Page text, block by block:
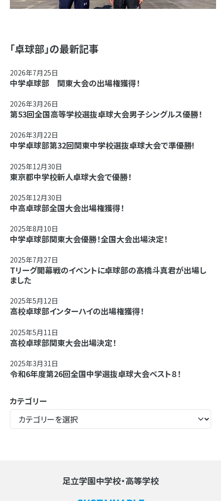
「卓球部」の最新記事
2026年7月25日
中学卓球部 関東大会の出場権獲得！
2026年3月26日
第53回全国高等学校選抜卓球大会男子シングルス優勝！
2026年3月22日
中学卓球部第32回関東中学校選抜卓球大会で準優勝!
2025年12月30日
東京都中学校新人卓球大会で優勝！
2025年12月30日
中高卓球部全国大会出場権獲得！
2025年8月10日
中学卓球部関東大会優勝！全国大会出場決定！
2025年7月27日
Tリーグ開幕戦のイベントに卓球部の髙橋斗真君が出場し
ました
2025年5月12日
高校卓球部インターハイの出場権獲得！
2025年5月11日
高校卓球部関東大会出場決定！
2025年3月31日
令和6年度第26回全国中学選抜卓球大会ベスト８！
カテゴリー
足立学園中学校・高等学校